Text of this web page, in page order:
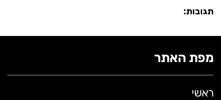
תגובות:
מפת האתר
ראשי